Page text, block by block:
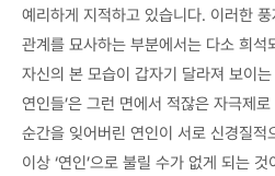
예리하게 지적하고 있습니다. 이러한
관계를 묘사하는 부분에서는 다소 희
자신의 본 모습이 갑자기 달라져 보이
연인들’은 그런 면에서 적잖은 자극제
순간을 잊어버린 연인이 서로 신경질적
이상 ‘연인’으로 불릴 수가 없게 되는 것